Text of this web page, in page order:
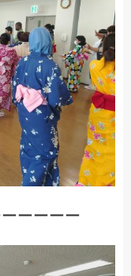
ーーーー